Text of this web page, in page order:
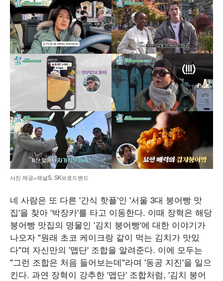
사진 제공=채널S, SK브로드밴드
네 사람은 또 다른 '간식 핫플'인 '서울 3대 붕어빵 맛
집'을 찾아 '박장카'를 타고 이동한다. 이때 장혁은 해당
붕어빵 맛집의 명물인 '김치 붕어빵'에 대한 이야기가
나오자 "원래 초코 케이크랑 같이 먹는 김치가 맛있
다"며 자신만의 '맵단' 조합을 알려준다. 이에 모두는
"그런 조합은 처음 들어보는데"라며 '동공 지진'을 일으
킨다. 과연 장혁이 강추한 '맵단' 조합처럼, '김치 붕어